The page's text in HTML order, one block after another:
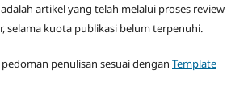
artikel yang telah melalui proses review
selama kuota publikasi belum terpenuhi.
penulisan sesuai dengan Template